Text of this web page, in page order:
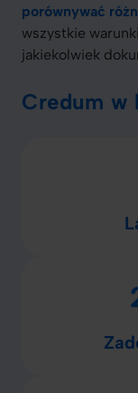
porównywać
wszystkie
jakiekolwiek
Credum w